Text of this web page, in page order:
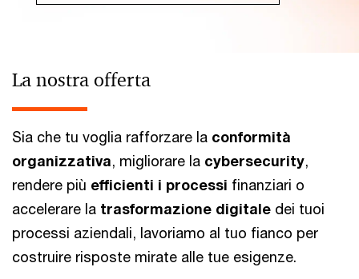
La nostra offerta
Sia che tu voglia rafforzare la conformità
organizzativa, migliorare la cybersecurity,
rendere più efficienti i processi finanziari o
accelerare la trasformazione digitale dei tuoi
processi aziendali, lavoriamo al tuo fianco per
costruire risposte mirate alle tue esigenze.